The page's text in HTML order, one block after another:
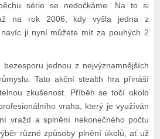
série se nedočkáme. Na to si
na rok 2006, kdy vyšla jedna z
ji nyní můžete mít za pouhých 2
jednou z nejvýznamnějších
Tato akční stealth hra přináší
zkušenost. Příběh se točí okolo
vraha, který je využíván
vražd a splnění nekonečného počtu
různé způsoby plnění úkolů, ať už